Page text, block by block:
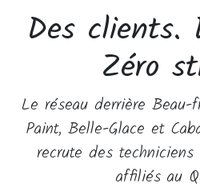
Des clients.
Zéro
Le réseau derrière
Paint, Belle-Glace et
recrute des
affiliés au